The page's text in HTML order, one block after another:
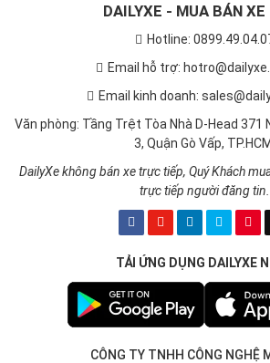
DAILYXE - MUA BÁN XE
Hotline:
Email hỗ trợ:
Email kinh doanh:
Văn phòng: Tầng Trệt Tòa Nhà D-Head 371
3, Quận Gò Vấp, TP.HCM.
DailyXe không bán xe trực tiếp, Quý Khách
trực tiếp người đăng tin.
TẢI ỨNG DỤNG DAILYXE
CÔNG TY TNHH CÔNG NGHỆ